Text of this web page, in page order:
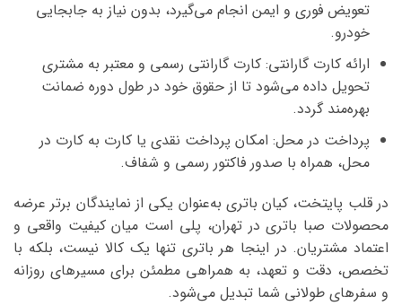
تعویض فوری و ایمن انجام می‌گیرد، بدون نیاز به جابجایی
خودرو.
ارائه کارت گارانتی: کارت گارانتی رسمی و معتبر به مشتری
تحویل داده می‌شود تا از حقوق خود در طول دوره ضمانت
بهره‌مند گردد.
پرداخت در محل: امکان پرداخت نقدی یا کارت به کارت در
محل، همراه با صدور فاکتور رسمی و شفاف.
در قلب پایتخت، کیان باتری به‌عنوان یکی از نمایندگان برتر عرضه
محصولات صبا باتری در تهران، پلی است میان کیفیت واقعی و
اعتماد مشتریان. در اینجا هر باتری تنها یک کالا نیست، بلکه با
تخصص، دقت و تعهد، به همراهی مطمئن برای مسیرهای روزانه
و سفرهای طولانی شما تبدیل می‌شود.